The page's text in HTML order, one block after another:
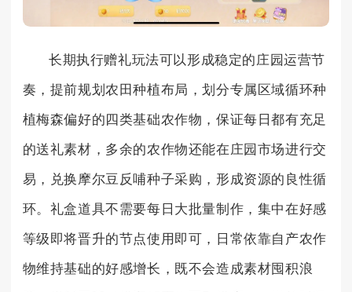
长期执行赠礼玩法可以形成稳定的庄园运营节
奏，提前规划农田种植布局，划分专属区域循环种
植梅森偏好的四类基础农作物，保证每日都有充足
的送礼素材，多余的农作物还能在庄园市场进行交
易，兑换摩尔豆反哺种子采购，形成资源的良性循
环。礼盒道具不需要每日大批量制作，集中在好感
等级即将晋升的节点使用即可，日常依靠自产农作
物维持基础的好感增长，既不会造成素材囤积浪